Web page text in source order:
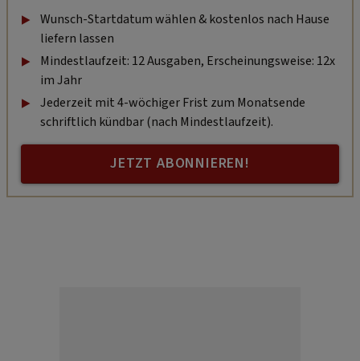
Wunsch-Startdatum wählen & kostenlos nach Hause
liefern lassen
Mindestlaufzeit: 12 Ausgaben, Erscheinungsweise: 12x
im Jahr
Jederzeit mit 4-wöchiger Frist zum Monatsende
schriftlich kündbar (nach Mindestlaufzeit).
JETZT ABONNIEREN!